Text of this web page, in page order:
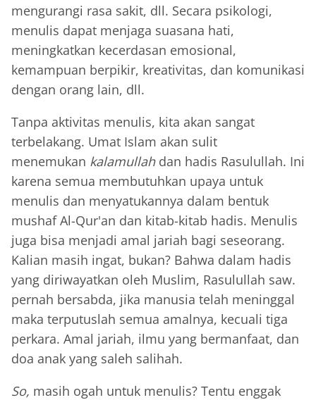
mengurangi rasa sakit, dll. Secara psikologi,
menulis dapat menjaga suasana hati,
meningkatkan kecerdasan emosional,
kemampuan berpikir, kreativitas, dan komunikasi
dengan orang lain, dll.
Tanpa aktivitas menulis, kita akan sangat
terbelakang. Umat Islam akan sulit
menemukan kalamullahdan hadis Rasulullah. Ini
karena semua membutuhkan upaya untuk
menulis dan menyatukannya dalam bentuk
mushaf Al-Qur'an dan kitab-kitab hadis. Menulis
juga bisa menjadi amal jariah bagi seseorang.
Kalian masih ingat, bukan? Bahwa dalam hadis
yang diriwayatkan oleh Muslim, Rasulullah saw.
pernah bersabda, jika manusia telah meninggal
maka terputuslah semua amalnya, kecuali tiga
perkara. Amal jariah, ilmu yang bermanfaat, dan
doa anak yang saleh salihah.
So, masih ogah untuk menulis? Tentu enggak